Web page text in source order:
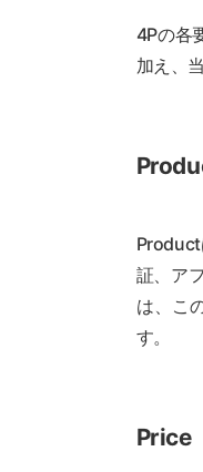
4Pの各
加え、
証、ア
は、こ
す。
Price